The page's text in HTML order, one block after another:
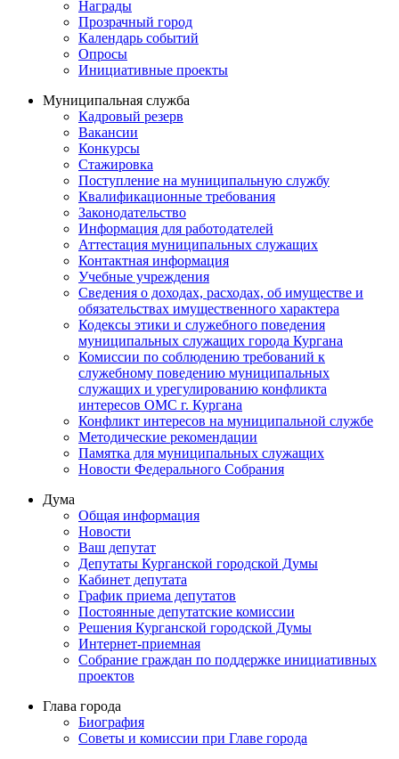
Награды
Прозрачный город
Календарь событий
Опросы
Инициативные проекты
Муниципальная служба
Кадровый резерв
Вакансии
Конкурсы
Стажировка
Поступление на муниципальную службу
Квалификационные требования
Законодательство
Информация для работодателей
Аттестация муниципальных служащих
Контактная информация
Учебные учреждения
Сведения о доходах, расходах, об имуществе и
обязательствах имущественного характера
Кодексы этики и служебного поведения
муниципальных служащих города Кургана
Комиссии по соблюдению требований к
служебному поведению муниципальных
служащих и урегулированию конфликта
интересов ОМС г. Кургана
Конфликт интересов на муниципальной службе
Методические рекомендации
Памятка для муниципальных служащих
Новости Федерального Cобрания
Дума
Общая информация
Новости
Ваш депутат
Депутаты Курганской городской Думы
Кабинет депутата
График приема депутатов
Постоянные депутатские комиссии
Решения Курганской городской Думы
Интернет-приемная
Собрание граждан по поддержке инициативных
проектов
Глава города
Биография
Советы и комиссии при Главе города